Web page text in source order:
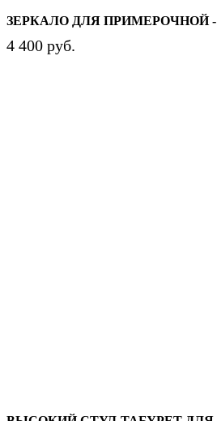
ЗЕРКАЛО ДЛЯ ПРИМЕРОЧНОЙ -
4 400 руб.